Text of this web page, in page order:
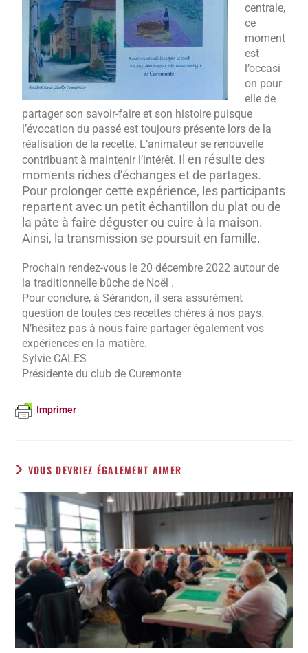
centrale,
ce
moment
est
l’occasi
on pour
elle de
partager son savoir-faire et son histoire puisque
l’évocation du passé est toujours présente lors de la
réalisation de la recette. L’animateur se renouvelle
contribuant à maintenir l’intérêt. Il en résulte des
moments riches d’échanges et de partages.
Pour prolonger cette expérience, les participants
repartent avec un petit échantillon du plat ou de
la pâte à faire déguster ou cuire à la maison.
Ainsi, la transmission se poursuit en famille.
Prochain rendez-vous le 20 décembre 2022 autour de
la traditionnelle bûche de Noël .
Pour conclure, à Sérandon, il sera assurément
question de toutes ces recettes chères à nos pays.
N’hésitez pas à nous faire partager également vos
expériences en la matière.
Sylvie CALES
Présidente du club de Curemonte
Imprimer
VOUS DEVRIEZ ÉGALEMENT AIMER